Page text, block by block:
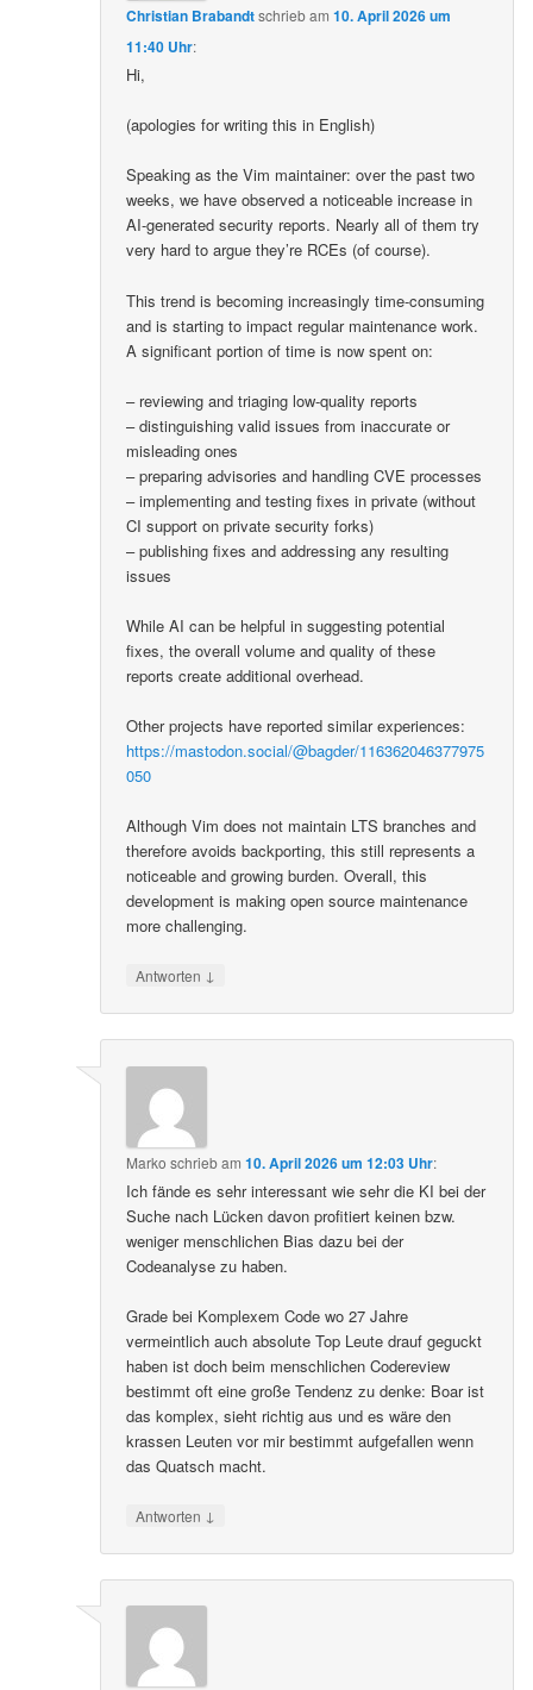
Christian Brabandtschriebam10. April 2026 um
11:40 Uhr:
Hi,
(apologies for writing this in English)
Speaking as the Vim maintainer: over the past two
weeks, we have observed a noticeable increase in
AI-generated security reports. Nearly all of them try
very hard to argue they’re RCEs (of course).
This trend is becoming increasingly time-consuming
and is starting to impact regular maintenance work.
A significant portion of time is now spent on:
– reviewing and triaging low-quality reports
– distinguishing valid issues from inaccurate or
misleading ones
– preparing advisories and handling CVE processes
– implementing and testing fixes in private (without
CI support on private security forks)
– publishing fixes and addressing any resulting
issues
While AI can be helpful in suggesting potential
fixes, the overall volume and quality of these
reports create additional overhead.
Other projects have reported similar experiences:
https://mastodon.social/@bagder/116362046377975
050
Although Vim does not maintain LTS branches and
therefore avoids backporting, this still represents a
noticeable and growing burden. Overall, this
development is making open source maintenance
more challenging.
Antworten ↓
Marko schriebam10. April 2026 um 12:03 Uhr:
Ich fände es sehr interessant wie sehr die KI bei der
Suche nach Lücken davon profitiert keinen bzw.
weniger menschlichen Bias dazu bei der
Codeanalyse zu haben.
Grade bei Komplexem Code wo 27 Jahre
vermeintlich auch absolute Top Leute drauf geguckt
haben ist doch beim menschlichen Codereview
bestimmt oft eine große Tendenz zu denke: Boar ist
das komplex, sieht richtig aus und es wäre den
krassen Leuten vor mir bestimmt aufgefallen wenn
das Quatsch macht.
Antworten ↓